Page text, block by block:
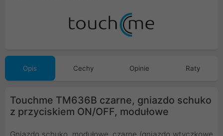
Opis Cechy Opinie Raty
Touchme TM636B czarne, gniazdo schuko
z przyciskiem ON/OFF, modułowe